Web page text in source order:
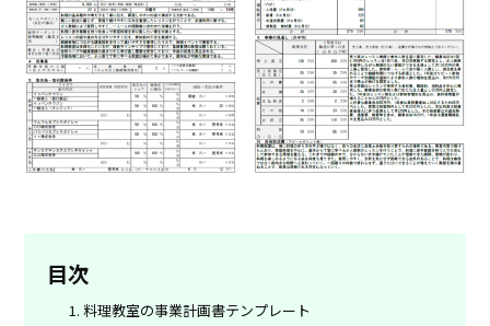
目次
料理教室の事業計画書テンプレート